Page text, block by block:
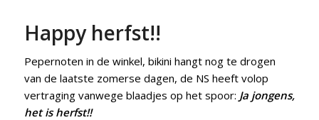
Happy herfst!!
Pepernoten in de winkel, bikini hangt nog te drogen
van de laatste zomerse dagen, de NS heeft volop
vertraging vanwege blaadjes op het spoor: Ja jongens,
het is herfst!!